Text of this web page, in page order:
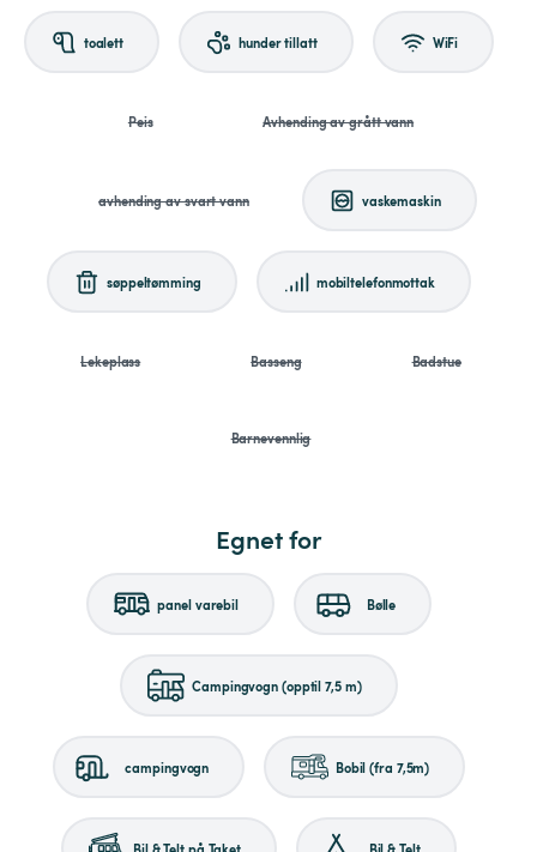
toalett hunder tillatt WiFi
Peis Avhending av grått vann
avhending av svart vann vaskemaskin
søppeltømming mobiltelefonmottak
Lekeplass Basseng Badstue
Barnevennlig
Egnet for
panel varebil Bølle
Campingvogn (opptil 7,5 m)
campingvogn Bobil (fra 7,5m)
Bil & Telt på Taket Bil & Telt